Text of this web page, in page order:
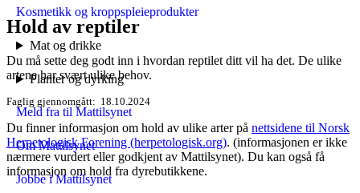
Kosmetikk og kroppspleieprodukter
Mat og drikke
Planter og dyrking
Meld fra til Mattilsynet
Om Mattilsynet
Jobbe i Mattilsynet
Hold av reptiler
Du må sette deg godt inn i hvordan reptilet ditt vil ha det. De ulike
artene har svært ulike behov.
Faglig gjennomgått 18.10.2024
Du finner informasjon om hold av ulike arter på nettsidene til Norsk
Herpetologisk Forening (herpetologisk.org). (informasjonen er ikke
nærmere vurdert eller godkjent av Mattilsynet). Du kan også få
informasjon om hold fra dyrebutikkene.